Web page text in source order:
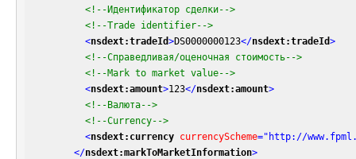
<!--Идентификатор сделки-->
<!--Trade identifier-->
<nsdext:tradeId>DS0000000123</nsdext:tradeId>
<!--Справедливая/оценочная стоимость-->
<!--Mark to market value-->
<nsdext:amount>123</nsdext:amount>
<!--Валюта-->
<!--Currency-->
<nsdext:currency currencyScheme="http://
</nsdext:markToMarketInformation>